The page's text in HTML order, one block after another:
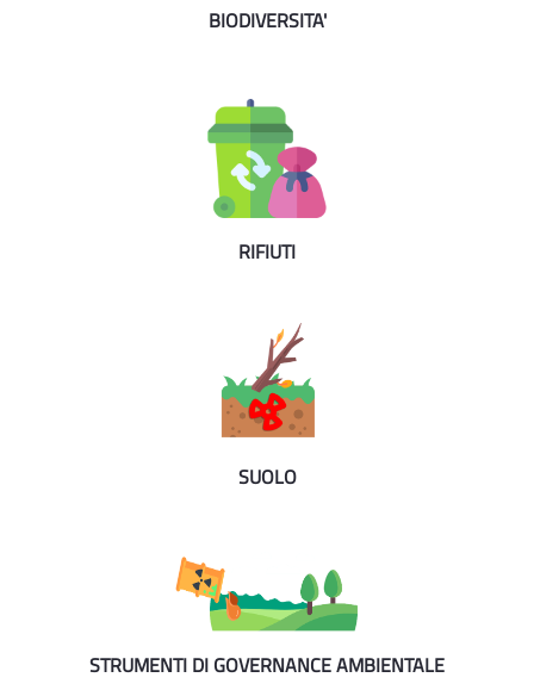
BIODIVERSITA'
RIFIUTI
SUOLO
STRUMENTI DI GOVERNANCE AMBIENTALE